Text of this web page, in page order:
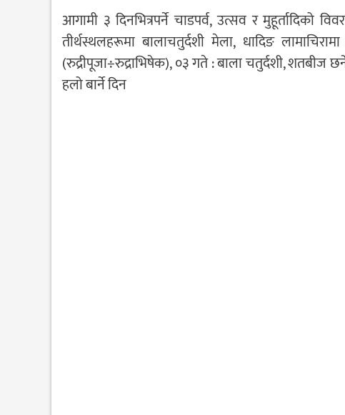
आगामी ३ दिनभित्रपर्ने चाडपर्व, उत्सव र मुहूर्तादिको
तीर्थस्थलहरूमा बालाचतुर्दशी मेला, धादिङ
(रुद्रीपूजा÷रुद्राभिषेक), ०३ गते : बाला चतुर्दशी, शतबीज
हलो बार्ने दिन